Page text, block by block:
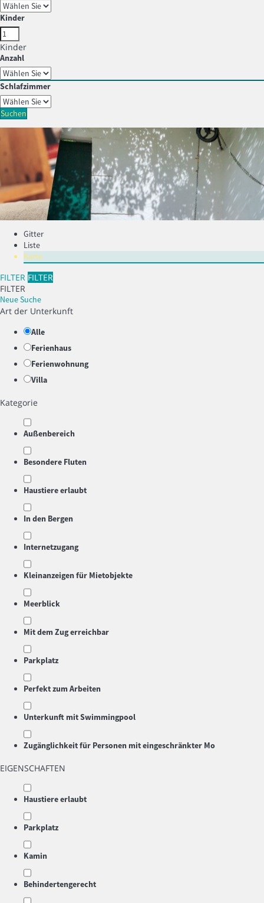
Kinder
Kinder
Anzahl
Schlafzimmer
Suchen
Gitter
Liste
Karte
FILTER FILTER
FILTER
Neue Suche
Art der Unterkunft
Alle
Ferienhaus
Ferienwohnung
Villa
Kategorie
Außenbereich
Besondere Fluten
Haustiere erlaubt
In den Bergen
Internetzugang
Kleinanzeigen für Mietobjekte
Meerblick
Mit dem Zug erreichbar
Parkplatz
Perfekt zum Arbeiten
Unterkunft mit Swimmingpool
Zugänglichkeit für Personen mit eingeschränkter Mo
EIGENSCHAFTEN
Haustiere erlaubt
Parkplatz
Kamin
Behindertengerecht